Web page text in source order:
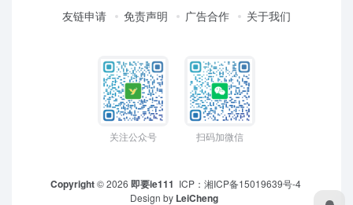
友链申请 免责声明 广告合作 关于我们
关注公众号 扫码加微信
Copyright© 2026 即要ie111 ICP： 湘ICP备15019639号-4
Design by LeiCheng